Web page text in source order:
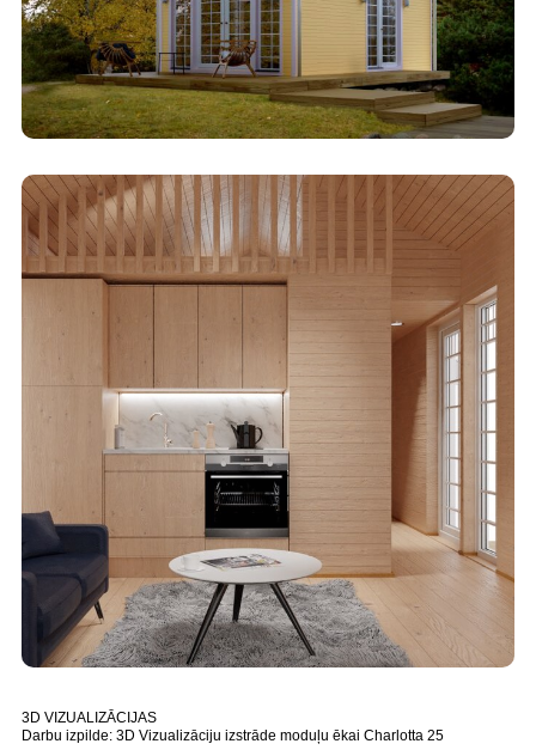
3D VIZUALIZĀCIJAS
Darbu izpilde: 3D Vizualizāciju izstrāde moduļu ēkai Charlotta 25